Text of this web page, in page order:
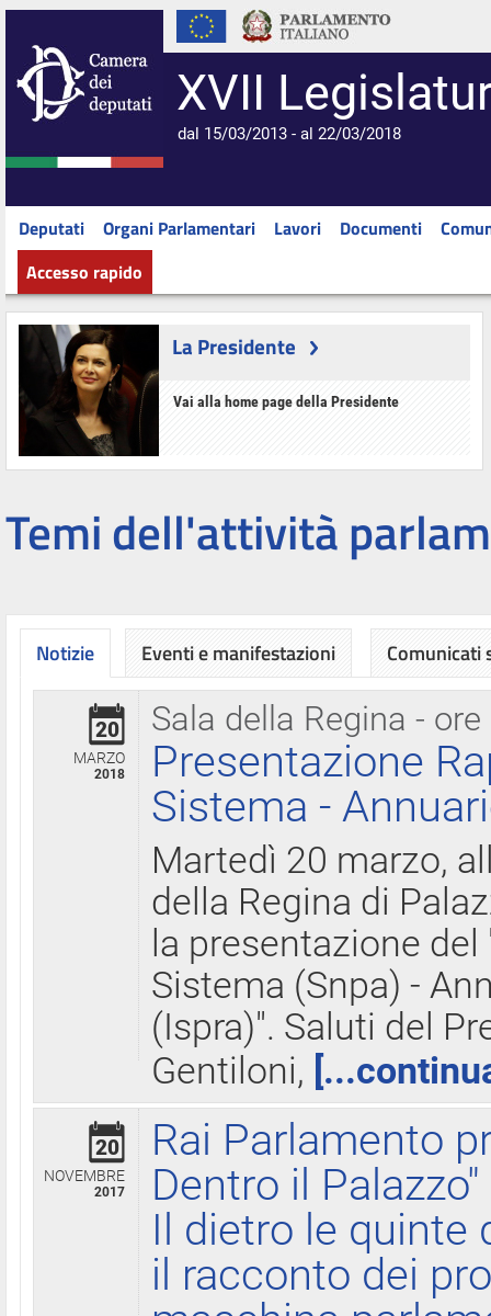
XVII
dal 15/03/2013 - al 22/03/2018
Deputati Organi Parlamentari Lavori Documenti
Accesso rapido
La Presidente
Vai alla home page della Presidente
Temi dell'attività
Notizie
Sala della Regina - ore
20
MARZO
2018
Presentazione
Sistema -
Martedì 20 marzo,
della Regina di
la presentazione
Sistema (Snpa) -
(Ispra)". Saluti del
Gentiloni,
20
NOVEMBRE
2017
Rai Parlamento
Dentro il Palazzo"
Il dietro le quinte
il racconto dei
Eventi e manifestazioni Comunicati